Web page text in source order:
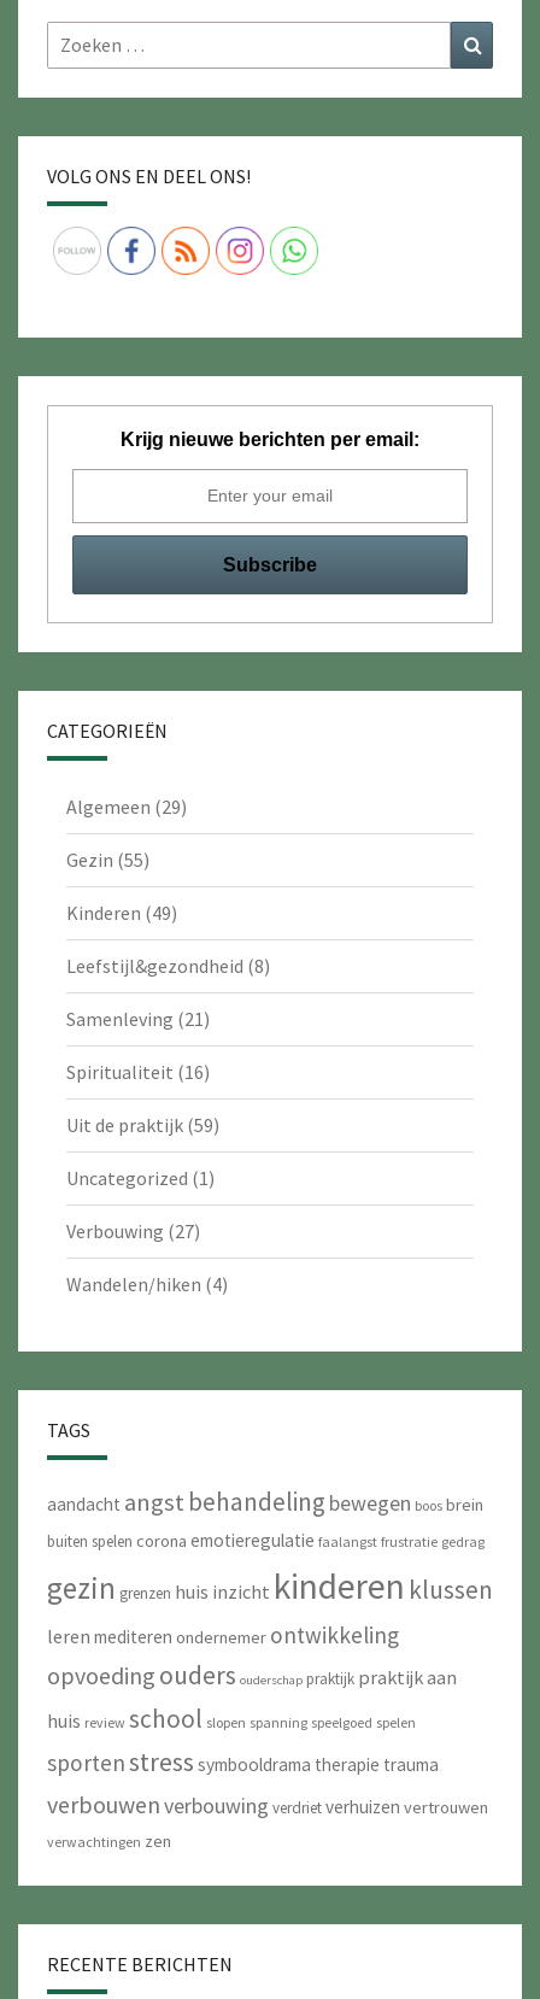
Zoeken
naar:
VOLG ONS EN DEEL ONS!
Krijg nieuwe berichten per email:
CATEGORIEËN
Algemeen (29)
Gezin (55)
Kinderen (49)
Leefstijl&gezondheid (8)
Samenleving (21)
Spiritualiteit (16)
Uit de praktijk (59)
Uncategorized (1)
Verbouwing (27)
Wandelen/hiken (4)
TAGS
aandacht angst behandeling bewegen boos brein
buiten spelen corona emotieregulatie faalangst frustratie gedrag
gezin grenzen huis inzicht kinderen klussen
leren mediteren ondernemer ontwikkeling
opvoeding ouders ouderschap praktijk praktijk aan
huis review school slopen spanning speelgoed spelen
sportenstress symbooldrama therapie trauma
verbouwenverbouwing verdrietverhuizen vertrouwen
verwachtingen zen
RECENTE BERICHTEN